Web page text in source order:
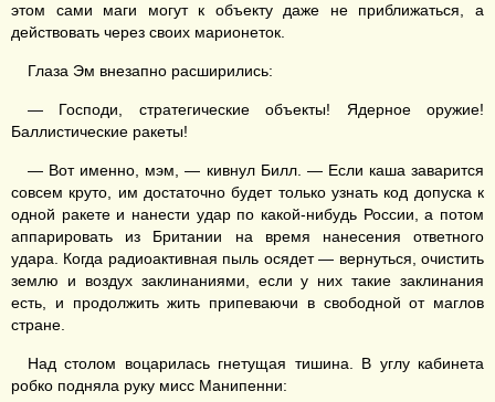
этом сами маги могут к объекту даже не приближаться, а
действовать через своих марионеток.
Глаза Эм внезапно расширились:
— Господи, стратегические объекты! Ядерное оружие!
Баллистические ракеты!
— Вот именно, мэм, — кивнул Билл. — Если каша заварится
совсем круто, им достаточно будет только узнать код допуска к
одной ракете и нанести удар по какой-нибудь России, а потом
аппарировать из Британии на время нанесения ответного
удара. Когда радиоактивная пыль осядет — вернуться, очистить
землю и воздух заклинаниями, если у них такие заклинания
есть, и продолжить жить припеваючи в свободной от маглов
стране.
Над столом воцарилась гнетущая тишина. В углу кабинета
робко подняла руку мисс Манипенни: